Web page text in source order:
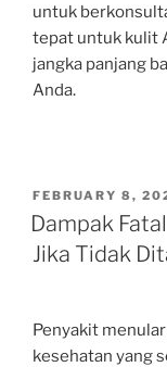
untuk
tepat untuk kulit
jangka panjang
Anda.
POSTED
ON
FEBRUARY 8,
Dampak
Jika Tidak
Penyakit
kesehatan yang